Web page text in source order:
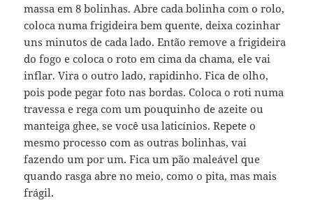
massa em 8 bolinhas. Abre cada bolinha com o rolo,
coloca numa frigideira bem quente, deixa cozinhar
uns minutos de cada lado. Então remove a frigideira
do fogo e coloca o roto em cima da chama, ele vai
inflar. Vira o outro lado, rapidinho. Fica de olho,
pois pode pegar foto nas bordas. Coloca o roti numa
travessa e rega com um pouquinho de azeite ou
manteiga ghee, se você usa laticínios. Repete o
mesmo processo com as outras bolinhas, vai
fazendo um por um. Fica um pão maleável que
quando rasga abre no meio, como o pita, mas mais
frágil.